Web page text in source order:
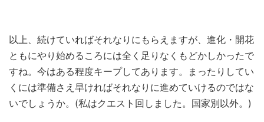
以上、続けていればそれなりにもらえますが、進化・開花
ともにやり始めるころには全く足りなくもどかしかったで
すね。今はある程度キープしてあります。まったりしてい
くには準備さえ早ければそれなりに進めていけるのではな
いでしょうか。(私はクエスト回しました。国家別以外。)